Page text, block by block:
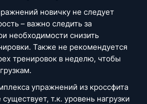
новичку не следует
– важно следить за
необходимости снизить
Также не рекомендуется
тренировок в неделю, чтобы
упражнений из кроссфита
т.к. уровень нагрузки